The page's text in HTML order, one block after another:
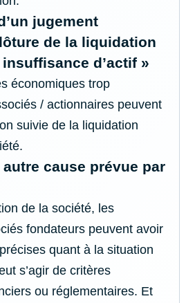
jugement
de la liquidation
d’actif »
économiques trop
/ actionnaires peuvent
suivie de la liquidation
cause prévue par
de la société, les
fondateurs peuvent avoir
quant à la situation
s’agir de critères
ou réglementaires. Et